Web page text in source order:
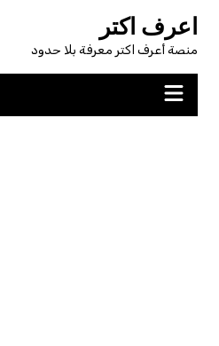
المحتوى
اعرف اكتر
منصة أعرف اكتر معرفة بلا حدود